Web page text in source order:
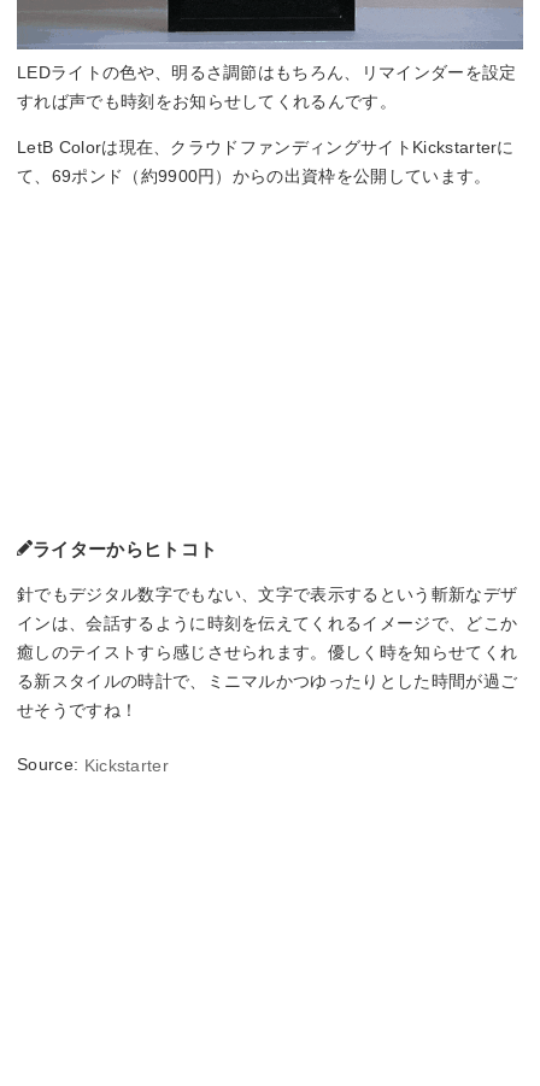
LEDライトの色や、明るさ調節はもちろん、リマインダーを設定
すれば声でも時刻をお知らせしてくれるんです。
LetB Colorは現在、クラウドファンディングサイトKickstarterに
て、69ポンド（約9900円）からの出資枠を公開しています。
ライターからヒトコト
針でもデジタル数字でもない、文字で表示するという斬新なデザ
インは、会話するように時刻を伝えてくれるイメージで、どこか
癒しのテイストすら感じさせられます。優しく時を知らせてくれ
る新スタイルの時計で、ミニマルかつゆったりとした時間が過ご
せそうですね！
Source: Kickstarter